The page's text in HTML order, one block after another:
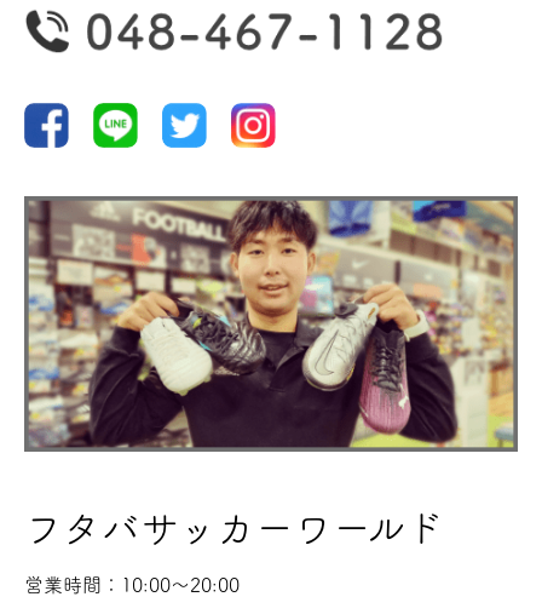
フタバサッカーワールド
営業時間：10:00〜20:00